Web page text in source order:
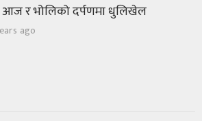
आज र भोलिको दर्पणमा धुलिखेल
ago